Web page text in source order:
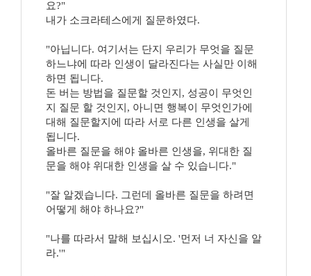
요?"
내가 소크라테스에게 질문하였다.
"아닙니다. 여기서는 단지 우리가 무엇을 질문
하느냐에 따라 인생이 달라진다는 사실만 이해
하면 됩니다.
돈 버는 방법을 질문할 것인지, 성공이 무엇인
지 질문 할 것인지, 아니면 행복이 무엇인가에
대해 질문할지에 따라 서로 다른 인생을 살게
됩니다.
올바른 질문을 해야 올바른 인생을, 위대한 질
문을 해야 위대한 인생을 살 수 있습니다."
"잘 알겠습니다. 그런데 올바른 질문을 하려면
어떻게 해야 하나요?"
"나를 따라서 말해 보십시오. '먼저 너 자신을 알
라.'"